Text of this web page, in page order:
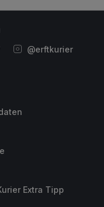
@erftkurier
Extra Tipp